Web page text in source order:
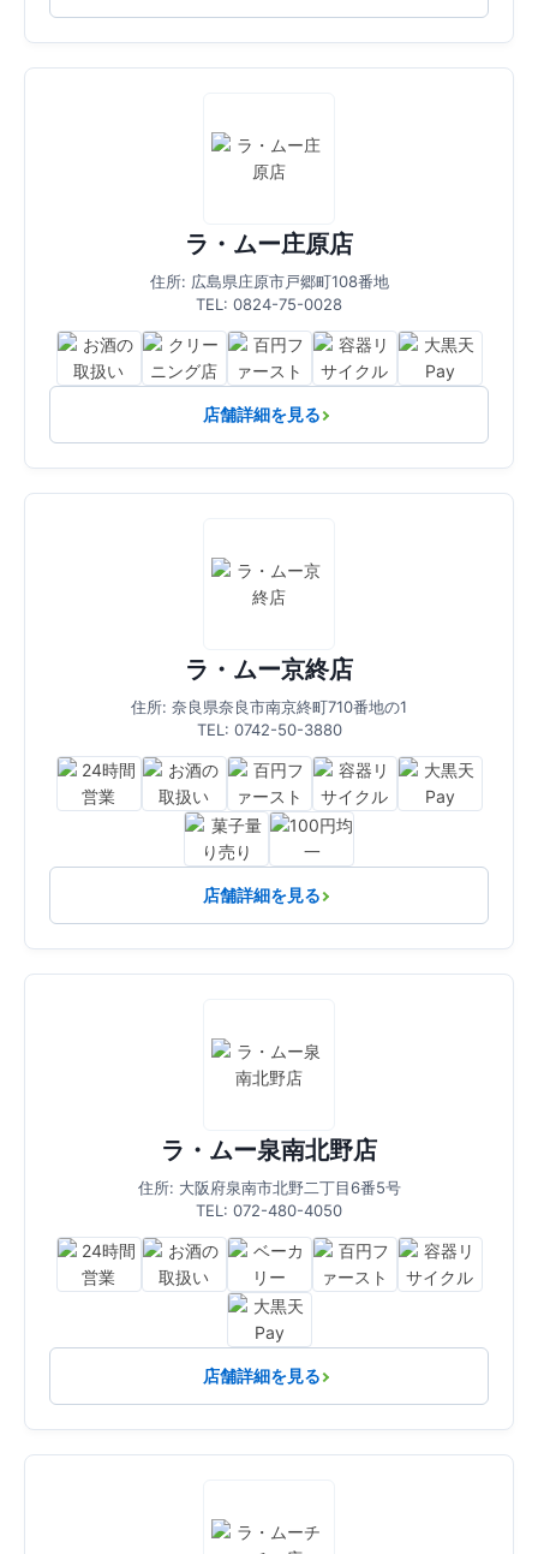
ラ・ムー庄原店
住所: 広島県庄原市戸郷町108番地
TEL: 0824-75-0028
店舗詳細を見る
ラ・ムー京終店
住所: 奈良県奈良市南京終町710番地の1
TEL: 0742-50-3880
店舗詳細を見る
ラ・ムー泉南北野店
住所: 大阪府泉南市北野二丁目6番5号
TEL: 072-480-4050
店舗詳細を見る